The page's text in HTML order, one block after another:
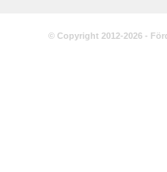
© Copyright 2012-2026 -